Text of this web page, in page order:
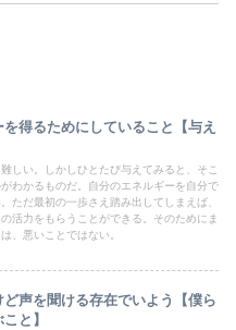
得るためにしていること【与え
しい。しかしひとたび与えてみると、そこ
わかるものだ。自分のエネルギーを自分で
ただ最初の一歩さえ踏み出してしまえば、
活力をもらうことができる。そのためにま
、悪いことではない。
ど声を聞ける存在でいよう【僕ら
と】